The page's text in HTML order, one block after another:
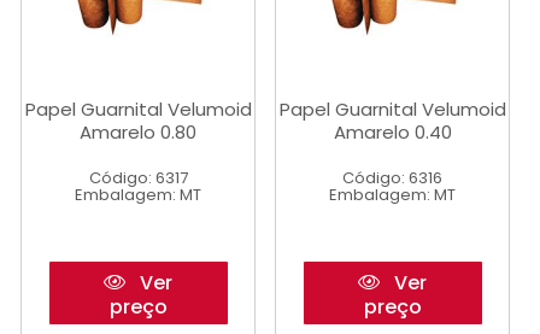
Papel Guarnital Velumoid
Amarelo 0.80
Código: 6317
Embalagem: MT
Ver
preço
Papel Guarnital Velumoid
Amarelo 0.40
Código: 6316
Embalagem: MT
Ver
preço